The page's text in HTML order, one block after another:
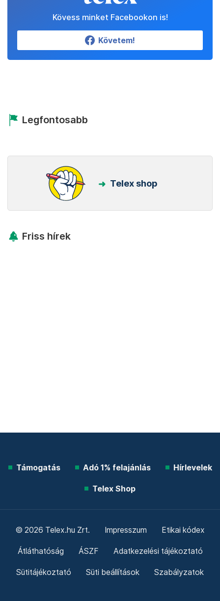
Kövess minket Facebookon is!
Követem!
Legfontosabb
Telex shop
Friss hírek
Támogatás Adó 1% felajánlás Hírlevelek
Telex Shop
© 2026 Telex.hu Zrt. Impresszum Etikai kódex
Átláthatóság ÁSZF Adatkezelési tájékoztató
Sütitájékoztató Süti beállítások Szabályzatok